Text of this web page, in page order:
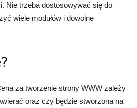
Nie trzeba dostosowywać się do
wiele modułów i dowolne
za tworzenie strony WWW zależy
oraz czy będzie stworzona na